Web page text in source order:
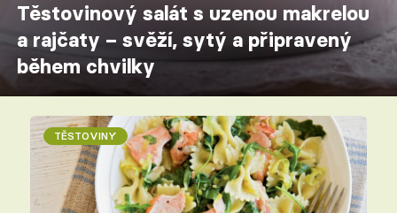
Těstovinový salát s uzenou makrelou
a rajčaty – svěží, sytý a připravený
během chvilky
TĚSTOVINY